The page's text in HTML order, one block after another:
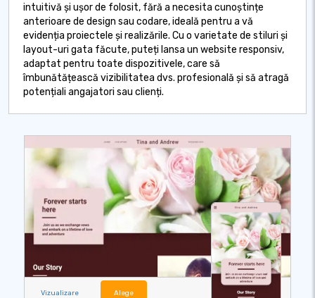
intuitivă și ușor de folosit, fără a necesita cunoștințe
anterioare de design sau codare, ideală pentru a vă
evidenția proiectele și realizările. Cu o varietate de stiluri și
layout-uri gata făcute, puteți lansa un website responsiv,
adaptat pentru toate dispozitivele, care să
îmbunătățească vizibilitatea dvs. profesională și să atragă
potențiali angajatori sau clienți.
Vizualizare Alege